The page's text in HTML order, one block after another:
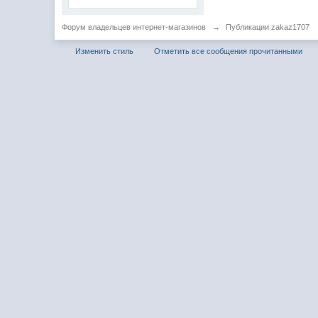
Форум владельцев интернет-магазинов → Публикации zakaz1707
Изменить стиль Отметить все сообщения прочитанными